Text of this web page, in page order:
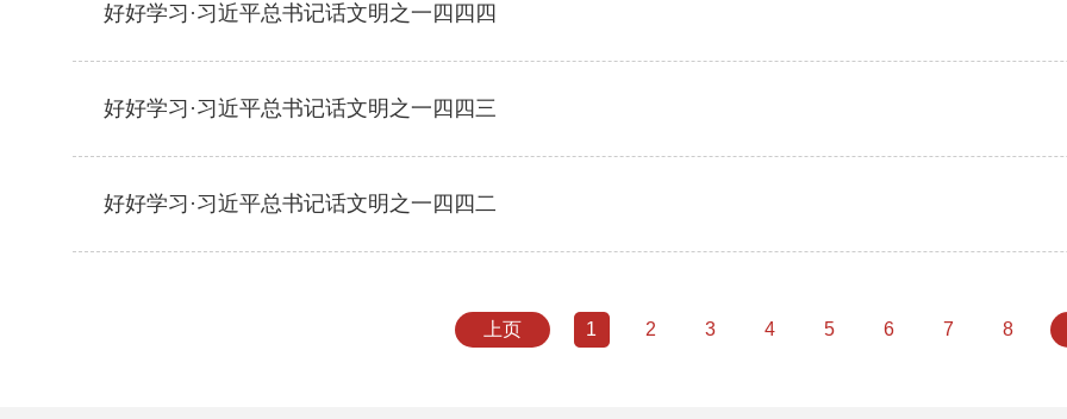
好好学习·习近平总书记话文明之一四四四
好好学习·习近平总书记话文明之一四四三
好好学习·习近平总书记话文明之一四四二
上页 1 2 3 4 5 6 7 8